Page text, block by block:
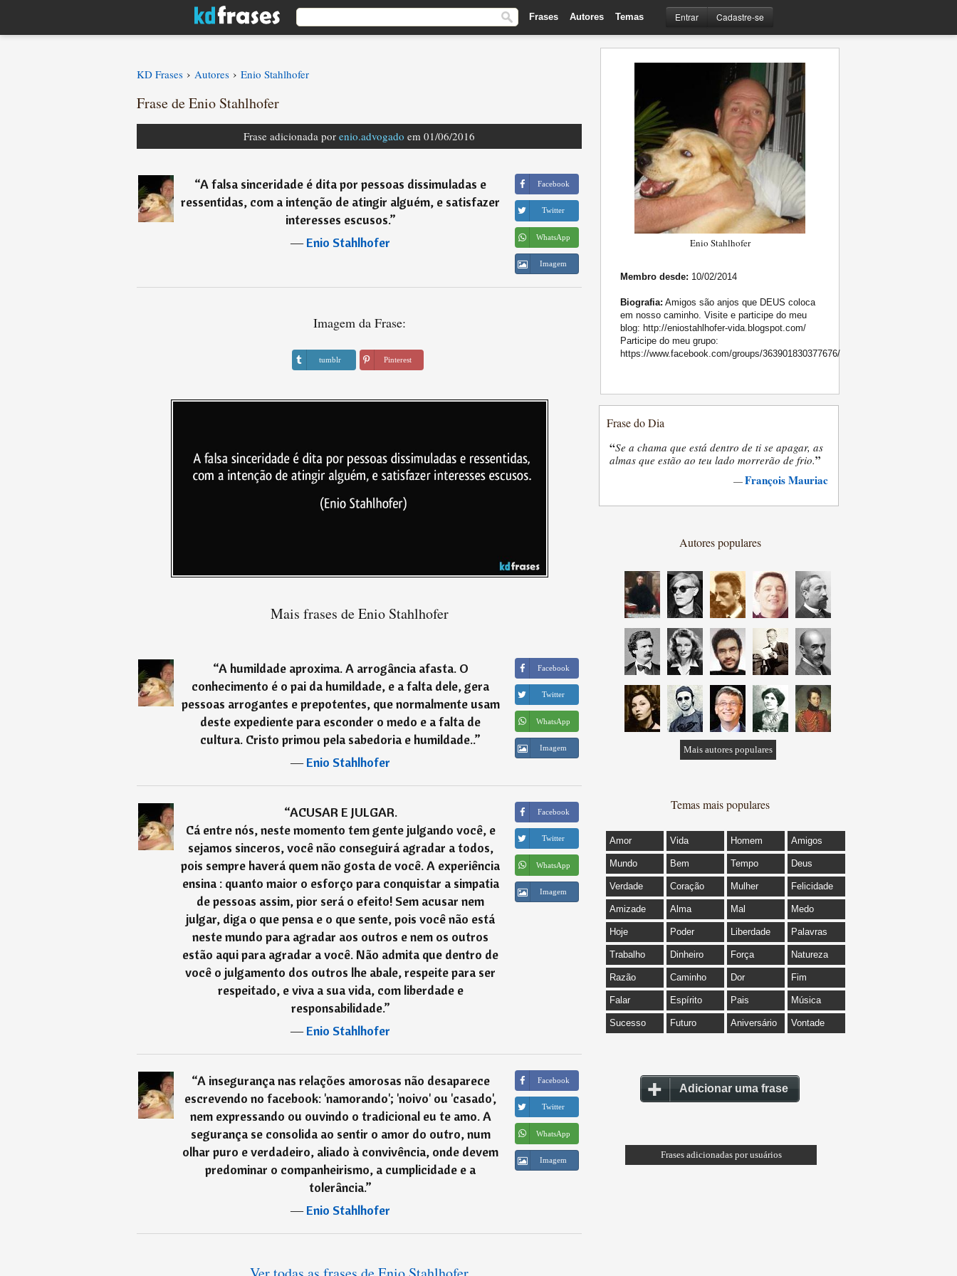
Frases Autores Temas Entrar Cadastre-se
KD Frases › Autores › Enio Stahlhofer
Frase de Enio Stahlhofer
Frase adicionada por enio.advogado em 01/06/2016
“A falsa sinceridade é dita por pessoas dissimuladas e
ressentidas, com a intenção de atingir alguém, e satisfazer
interesses escusos.”
―Enio Stahlhofer
Facebook
Twitter
WhatsApp
Imagem
Imagem da Frase:
tumblr Pinterest
Mais frases de Enio Stahlhofer
“A humildade aproxima. A arrogância afasta. O
conhecimento é o pai da humildade, e a falta dele, gera
pessoas arrogantes e prepotentes, que normalmente usam
deste expediente para esconder o medo e a falta de
cultura. Cristo primou pela sabedoria e humildade..”
―Enio Stahlhofer
Facebook
Twitter
WhatsApp
Imagem
“ACUSAR E JULGAR.
Cá entre nós, neste momento tem gente julgando você, e
sejamos sinceros, você não conseguirá agradar a todos,
pois sempre haverá quem não gosta de você. A experiência
ensina : quanto maior o esforço para conquistar a simpatia
de pessoas assim, pior será o efeito! Sem acusar nem
julgar, diga o que pensa e o que sente, pois você não está
neste mundo para agradar aos outros e nem os outros
estão aqui para agradar a você. Não admita que dentro de
você o julgamento dos outros lhe abale, respeite para ser
respeitado, e viva a sua vida, com liberdade e
responsabilidade.”
―Enio Stahlhofer
Facebook
Twitter
WhatsApp
Imagem
“A insegurança nas relações amorosas não desaparece
escrevendo no facebook: 'namorando'; 'noivo' ou 'casado',
nem expressando ou ouvindo o tradicional eu te amo. A
segurança se consolida ao sentir o amor do outro, num
olhar puro e verdadeiro, aliado à convivência, onde devem
predominar o companheirismo, a cumplicidade e a
tolerância.”
―Enio Stahlhofer
Facebook
Twitter
WhatsApp
Imagem
Enio Stahlhofer
Membro desde: 10/02/2014
Biografia: Amigos são anjos que DEUS coloca
em nosso caminho. Visite e participe do meu
blog: http://eniostahlhofer-vida.blogspot.com/
Participe do meu grupo:
https://www.facebook.com/groups/363901830377676/
Frase do Dia
“Se a chama que está dentro de ti se apagar, as
almas que estão ao teu lado morrerão de frio.”
—François Mauriac
Autores populares
Mais autores populares
Temas mais populares
Amor Vida Homem Amigos
Mundo Bem Tempo Deus
Verdade Coração Mulher Felicidade
Amizade Alma Mal Medo
Hoje Poder Liberdade Palavras
Trabalho Dinheiro Força Natureza
Razão Caminho Dor Fim
Falar Espírito Pais Música
Sucesso Futuro Aniversário Vontade
Adicionar uma frase
Frases adicionadas por usuários